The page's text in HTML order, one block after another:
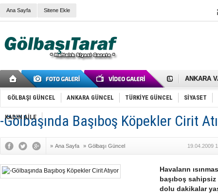
Ana Sayfa Sitene Ekle
Cemal
Samet
FAİZ
OLİMPİK
SÖZ
Mikail
Gölbaşı
İNCEK
GÖLBAŞI GÜNCEL ANKARA GÜNCEL TÜRKİYE GÜNCEL SİYASET
KADIN AİLE
-Gölbaşında Başıboş Köpekler Cirit
» Ana Sayfa » Gölbaşı Güncel 19.04.2009
Havaların
başıboş
dolu dakikalar